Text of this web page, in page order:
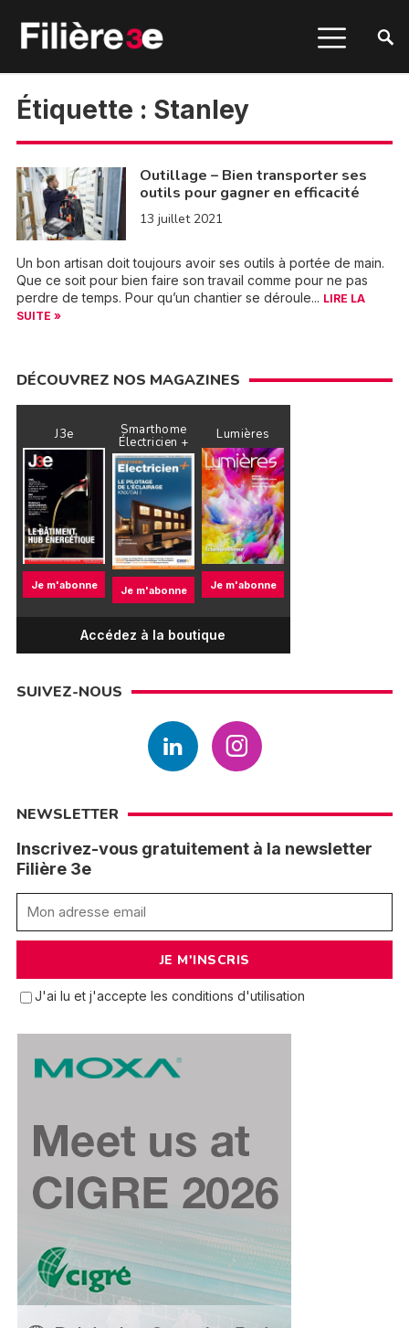
Étiquette : Stanley
Outillage – Bien transporter ses
outils pour gagner en efficacité
13 juillet 2021
Un bon artisan doit toujours avoir ses outils à portée de main.
Que ce soit pour bien faire son travail comme pour ne pas
perdre de temps. Pour qu’un chantier se déroule... LIRE LA
SUITE »
DÉCOUVREZ NOS MAGAZINES
J3e
Je m'abonne
Smarthome
Électricien +
Je m'abonne
Lumières
Je m'abonne
Accédez à la boutique
SUIVEZ-NOUS
NEWSLETTER
Inscrivez-vous gratuitement à la newsletter
Filière 3e
J'ai lu et j'accepte les conditions d'utilisation